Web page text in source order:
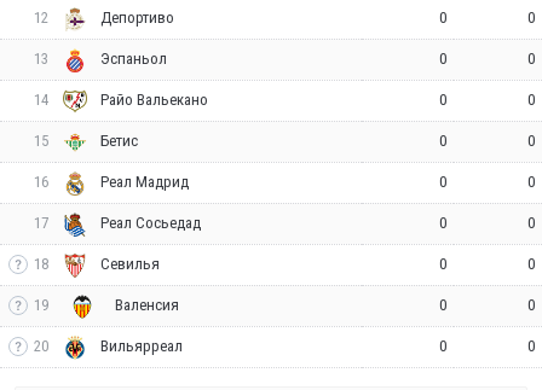
12 Депортиво 0 0
13 Эспаньол 0 0
14 Райо Вальекано 0 0
15 Бетис 0 0
16 Реал Мадрид 0 0
17 Реал Сосьедад 0 0
18 Севилья 0 0
19 Валенсия 0 0
20 Вильярреал 0 0